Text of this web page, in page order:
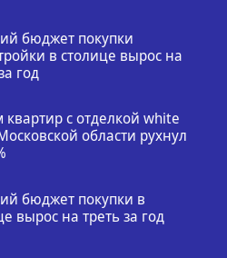
бюджет покупки
в столице вырос на
год
с отделкой white
области рухнул
бюджет покупки в
вырос на треть за год